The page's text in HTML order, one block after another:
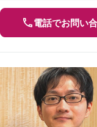
電話でお問い